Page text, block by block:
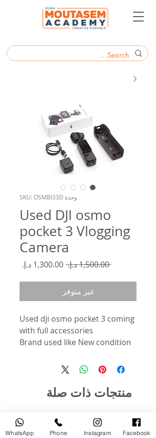
وحدة SKU: OSMBI33D
Used DJI osmo
pocket 3 Vlogging
Camera
‏1,500.00 د.إ.‏
سعر
غير متوفر
Used dji osmo pocket 3 coming
with full accessories
Brand used like New condition
منتجات ذات صلة
مستخدم جديد
WhatsApp Phone Instagram Facebook